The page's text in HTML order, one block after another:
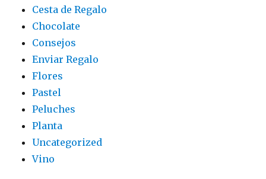
Cesta de Regalo
Chocolate
Consejos
Enviar Regalo
Flores
Pastel
Peluches
Planta
Uncategorized
Vino